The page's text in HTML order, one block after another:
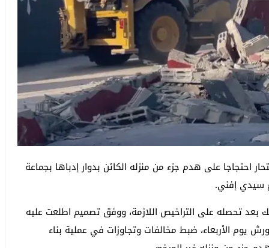
احتجاجا على هدم جزء من منزله الكائن بدوار إدباها بجماعة
سيدي إفني.
بعد تحصله على التراخيص اللازمة، ووفق تصميم اطلعت عليه
يوم الأربعاء، ضبط مخالفات وتجاوزات في عملية بناء